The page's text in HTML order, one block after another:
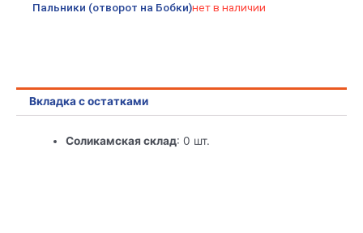
Пальники (отворот на Бобки)нет в наличии
Вкладка с остатками
Соликамская склад: 0 шт.